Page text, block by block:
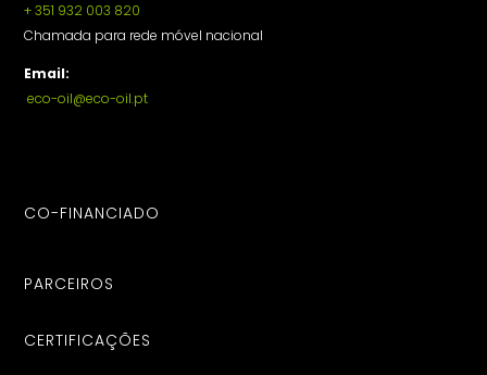
+ 351 932 003 820
Chamada para rede móvel nacional
Email:
eco-oil@eco-oil.pt
CO-FINANCIADO
PARCEIROS
CERTIFICAÇÕES